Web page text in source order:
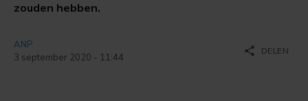
zouden hebben.
ANP
3 september 2020 - 11:44
share DELEN